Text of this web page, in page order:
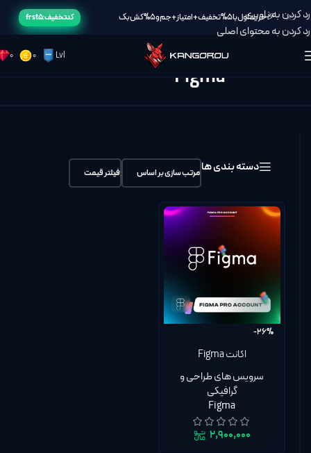
🎉خرید اول با 5% تخفیف + امتیاز + جم و 5% کش بک کد تخفیف: frst5
رد کردن به ناوبری
رد کردن به محتوای اصلی
0 0 Lvl
Figma
دسته بندی هامرتب سازی بر اساس فیلتر قیمت
-26%
اکانت Figma
Professional فیگما
پروفشنال Collab, Dev,
Full seat روی اکانت شما |
گارانتی تا روز آخر
سرویس های طراحی و
گرافیکی
Figma
۲,۹۰۰,۰۰۰